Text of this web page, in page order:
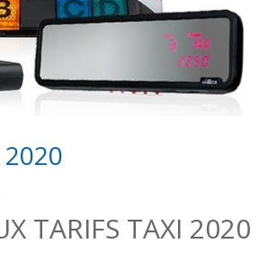
TARIFS TAXI 2020